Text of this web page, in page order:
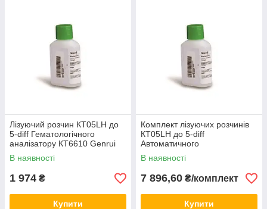
Лізуючий розчин КТ05LH до
5-diff Гематологічного
аналізатору КТ6610 Genrui
1шт.
В наявності
1 974 ₴
Купити
Комплект лізуючих розчинів
КТ05LH до 5-diff
Автоматичного
гематологічного аналізатору
КТ8000 Genrui 4шт.
В наявності
7 896,60 ₴/комплект
Купити